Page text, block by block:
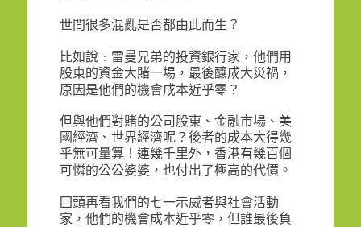
世間很多混亂是否都由此而生？
比如說﹕雷曼兄弟的投資銀行家，他們用
股東的資金大賭一場，最後釀成大災禍，
原因是他們的機會成本近乎零？
但與他們對賭的公司股東、金融市場、美
國經濟、世界經濟呢？後者的成本大得幾
乎無可量算！連幾千里外，香港有幾百個
可憐的公公婆婆，也付出了極高的代價。
回頭再看我們的七一示威者與社會活動
家，他們的機會成本近乎零，但誰最後負